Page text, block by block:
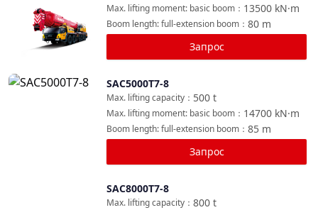
13500 kN·m
Max. lifting moment: basic boom ：
80 m
Boom length: full-extension boom ：
Запрос
Сравнить
SAC5000T7-8
500 t
Max. lifting capacity ：
14700 kN·m
Max. lifting moment: basic boom ：
85 m
Boom length: full-extension boom ：
Запрос
SAC8000T7-8
800 t
Max. lifting capacity ：